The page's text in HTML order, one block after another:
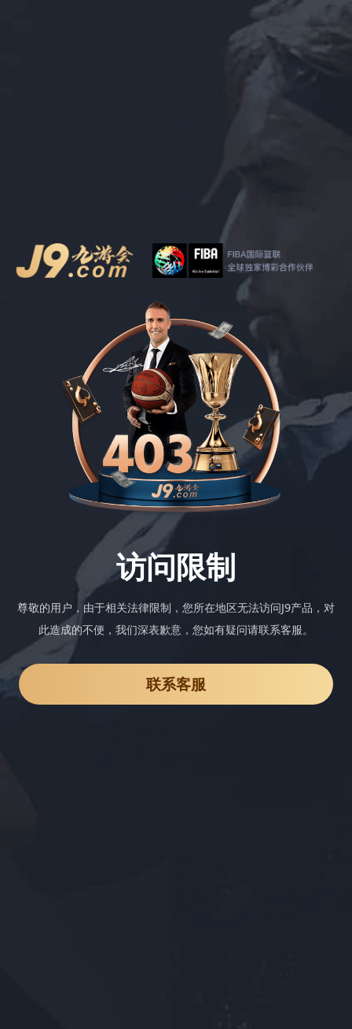
访问限制
尊敬的用户，由于相关法律限制，您所在地区无法访问J9产品，对
此造成的不便，我们深表歉意，您如有疑问请联系客服。
联系客服